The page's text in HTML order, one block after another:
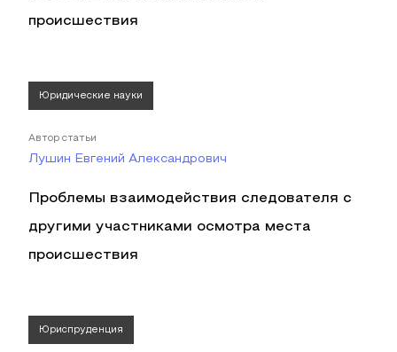
происшествия
Юридические науки
Автор статьи
Лушин Евгений Александрович
Проблемы взаимодействия следователя с
другими участниками осмотра места
происшествия
Юриспруденция